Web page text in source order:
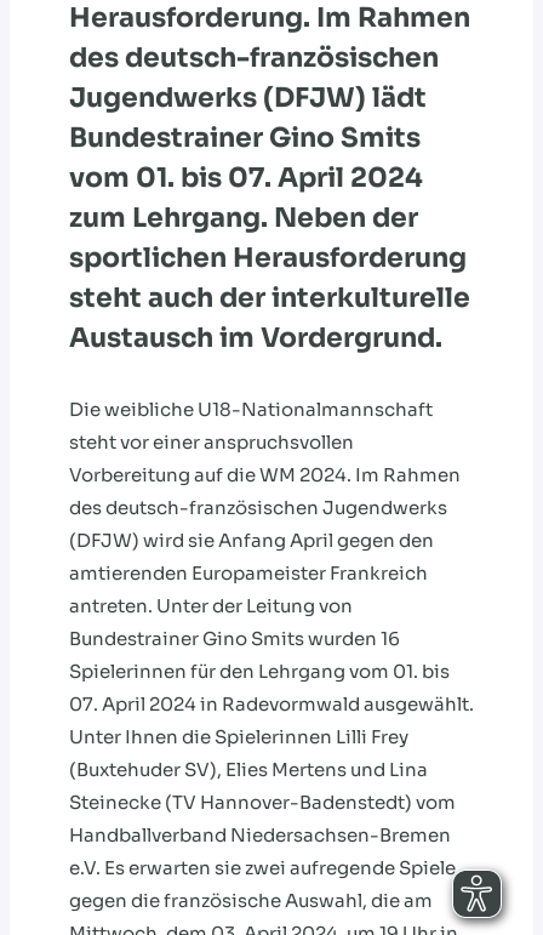
Herausforderung. Im Rahmen
des deutsch-französischen
Jugendwerks (DFJW) lädt
Bundestrainer Gino Smits
vom 01. bis 07. April 2024
zum Lehrgang. Neben der
sportlichen Herausforderung
steht auch der interkulturelle
Austausch im Vordergrund.
Die weibliche U18-Nationalmannschaft
steht vor einer anspruchsvollen
Vorbereitung auf die WM 2024. Im Rahmen
des deutsch-französischen Jugendwerks
(DFJW) wird sie Anfang April gegen den
amtierenden Europameister Frankreich
antreten. Unter der Leitung von
Bundestrainer Gino Smits wurden 16
Spielerinnen für den Lehrgang vom 01. bis
07. April 2024 in Radevormwald ausgewählt.
Unter Ihnen die Spielerinnen Lilli Frey
(Buxtehuder SV), Elies Mertens und Lina
Steinecke (TV Hannover-Badenstedt) vom
Handballverband Niedersachsen-Bremen
e.V. Es erwarten sie zwei aufregende Spiele
gegen die französische Auswahl, die am